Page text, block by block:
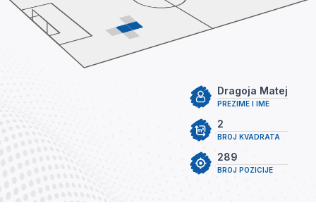
PREZIME I IME
Dragoja Matej
BROJ KVADRATA
2
BROJ POZICIJE
289